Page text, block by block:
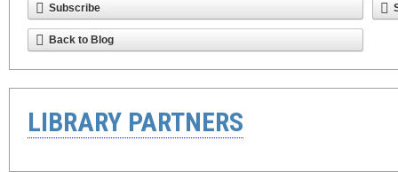
Subscribe
Back to Blog
LIBRARY PARTNERS